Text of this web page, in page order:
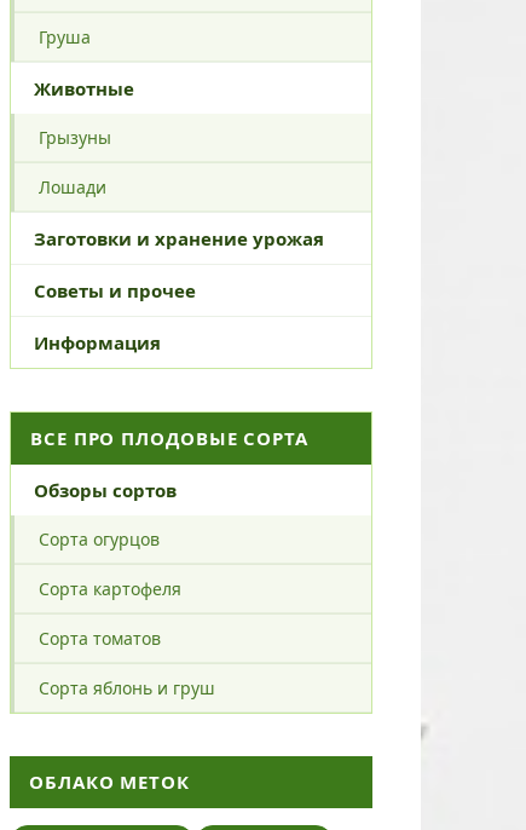
Груша
Животные
Грызуны
Лошади
Заготовки и хранение урожая
Советы и прочее
Информация
ВСЕ ПРО ПЛОДОВЫЕ СОРТА
Обзоры сортов
Сорта огурцов
Сорта картофеля
Сорта томатов
Сорта яблонь и груш
ОБЛАКО МЕТОК